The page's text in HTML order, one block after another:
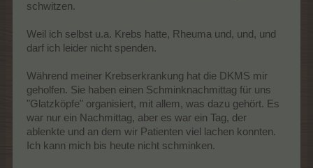
schwitzen.
Weil ich selbst u.a. Krebs hatte, Rheuma und, und, und
darf ich leider nicht spenden.
Während meiner Krebserkrankung hat die DKMS mir
geholfen. Sie haben einen Schminknachmittag für uns
"Glatzköpfe" organisiert, mit allem, was dazu gehört. Es
war nur ein Nachmittag, aber es war ein Tag, der
ablenkte und an dem wir Patienten viel lachen konnten.
Ich kann mich bis heute nicht schminken.